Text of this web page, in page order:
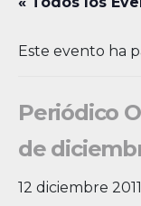
Este evento ha
Periódico
de
12 diciembre 2011